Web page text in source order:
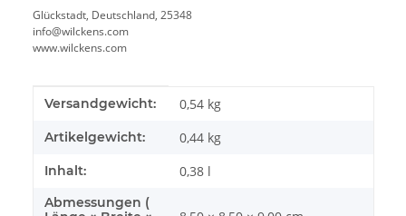
Glückstadt, Deutschland, 25348
info@wilckens.com
www.wilckens.com
Produkteigenschaft
Wert
Versandgewicht: 0,54 kg
Artikelgewicht: 0,44 kg
Inhalt: 0,38 l
Abmessungen (